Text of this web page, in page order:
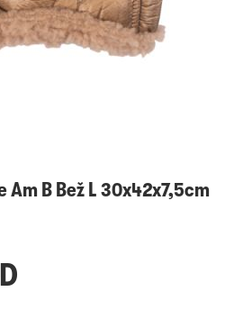
B Bež L 30x42x7,5cm